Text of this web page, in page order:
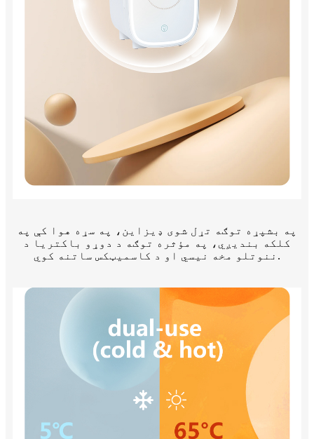
په بشپړه توګه تړل شوی ډیزاین، په سړه هوا کې په
کلکه بندیږي، په مؤثره توګه د دوړو باکتریا د
ننوتلو مخه نیسي او د کاسمیټکس ساتنه کوي.